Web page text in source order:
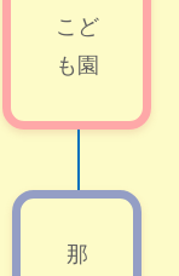
こど
も園
那